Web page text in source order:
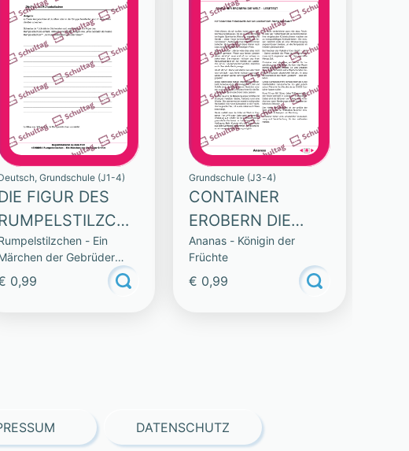
Grundschule (J1-4)
FIGUR DES
- Ein
der Gebrüder
Grimm
0,99
Grundschule (J3-4)
CONTAINER
EROBERN DIE
WELT – LESETEXT
Ananas - Königin der
Früchte
€ 0,99
DATENSCHUTZ